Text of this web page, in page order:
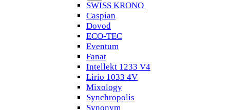
SWISS KRONO
Caspian
Dovod
ECO-TEC
Eventum
Fanat
Intellekt 1233 V4
Lirio 1033 4V
Mixology
Synchropolis
Synonym